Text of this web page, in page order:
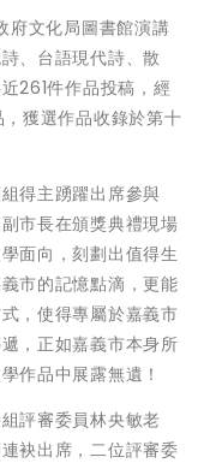
府文化局圖書館演講
、台語現代詩、散
261件作品投稿，經
獲選作品收錄於第十
得主踴躍出席參與
市長在頒獎典禮現場
面向，刻劃出值得生
市的記憶點滴，更能
，使得專屬於嘉義市
，正如嘉義市本身所
作品中展露無遺！
評審委員林央敏老
袂出席，二位評審委